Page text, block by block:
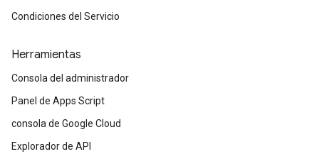
Condiciones del Servicio
Herramientas
Consola del administrador
Panel de Apps Script
consola de Google Cloud
Explorador de API